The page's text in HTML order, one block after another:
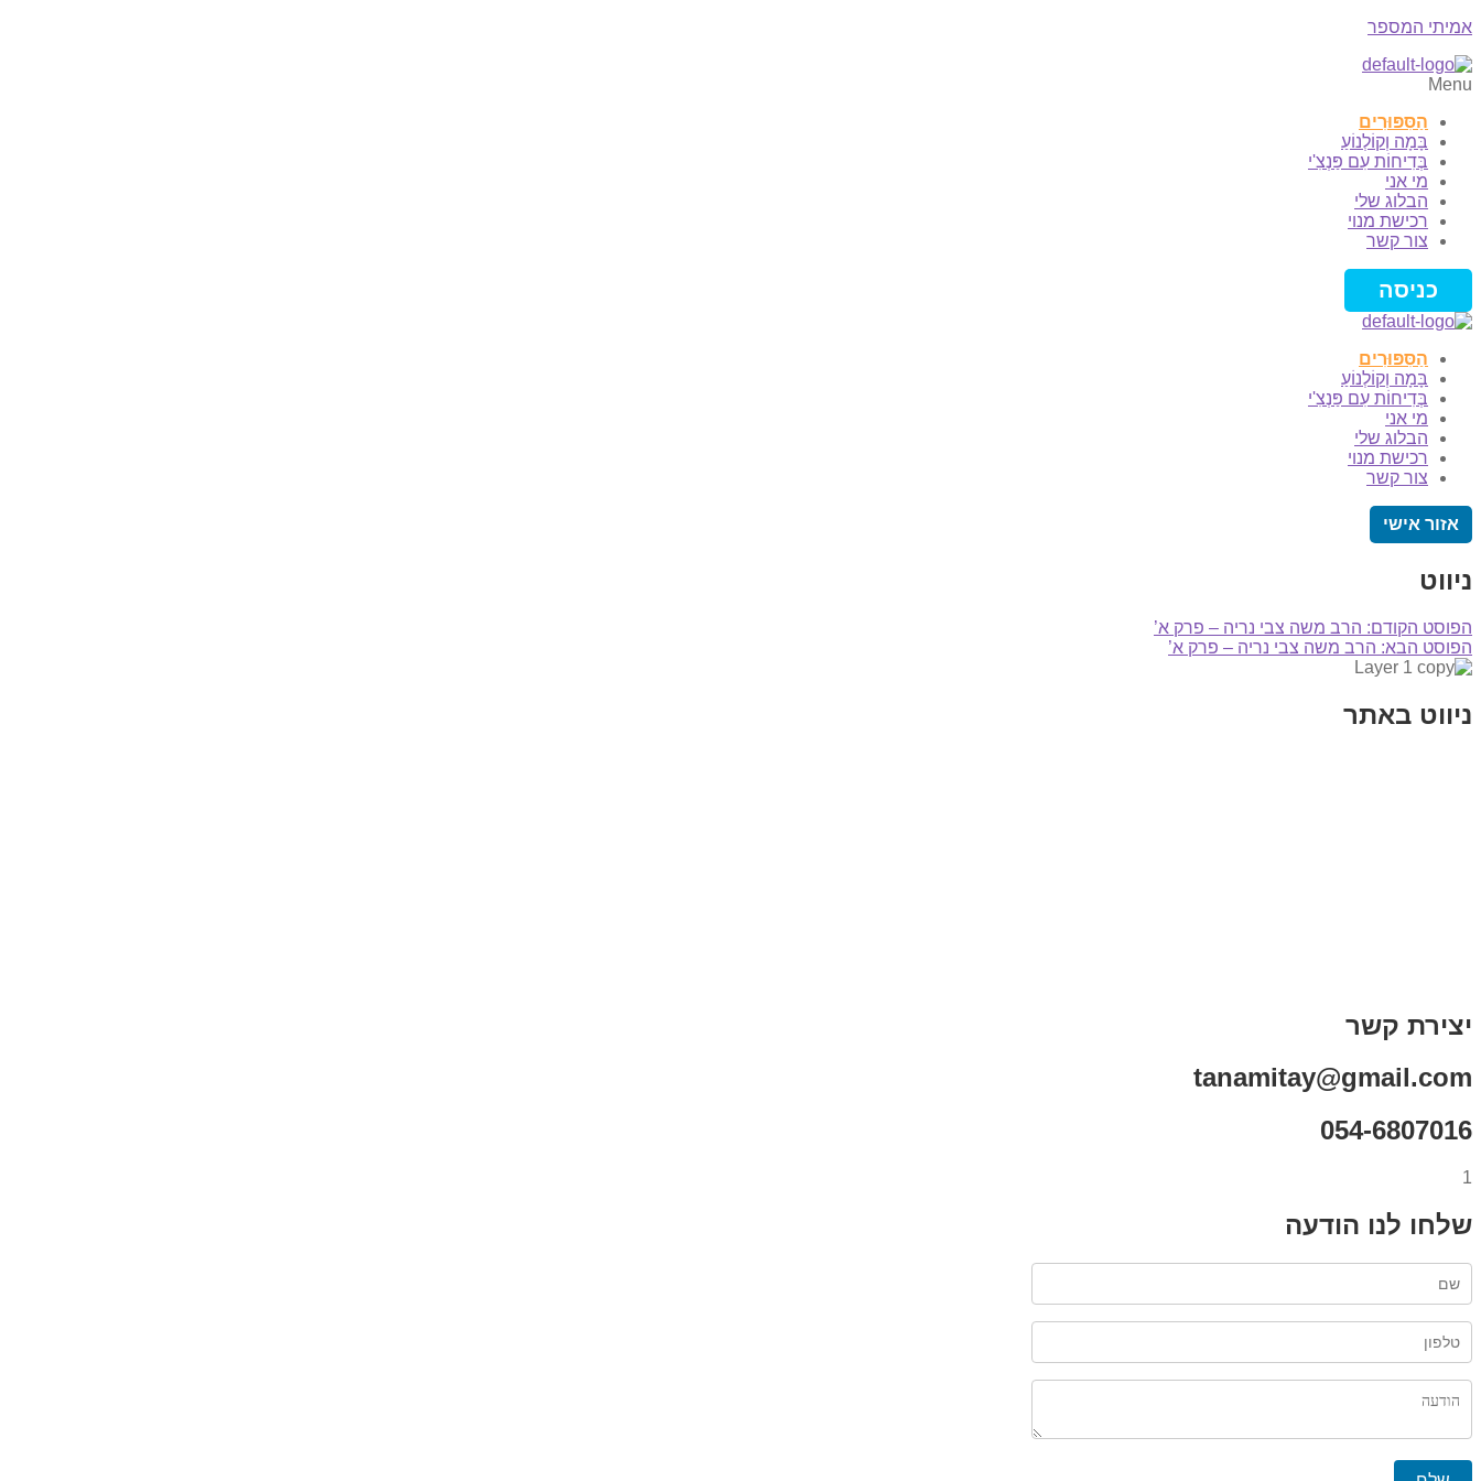
אמיתי המספר
Menu
הַסִּפּוּרִים
בָּמָה וְקוֹלְנוֹעַ
בְּדִיחוֹת עִם פַּנְצִ'י
מי אני
הבלוג שלי
רכישת מנוי
צור קשר
כניסה
הַסִּפּוּרִים
בָּמָה וְקוֹלְנוֹעַ
בְּדִיחוֹת עִם פַּנְצִ'י
מי אני
הבלוג שלי
רכישת מנוי
צור קשר
אזור אישי
ניווט
הפוסט הקודם: הרב משה צבי נריה – פרק א’
הפוסט הבא: הרב משה צבי נריה – פרק א’
ניווט באתר
יצירת קשר
tanamitay@gmail.com
054-6807016
1
שלחו לנו הודעה